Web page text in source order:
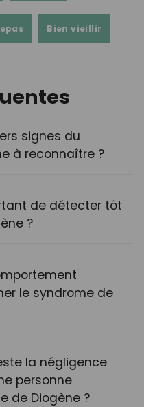
Bien vieillir
signes du
à reconnaître ?
de détecter tôt
?
le syndrome de
la négligence
personne
de Diogène ?